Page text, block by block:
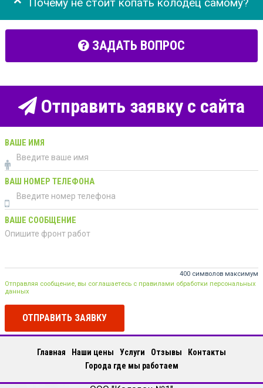
Почему не стоит копать колодец самому?
ЗАДАТЬ ВОПРОС
Отправить заявку с сайта
ВАШЕ ИМЯ
ВАШ НОМЕР ТЕЛЕФОНА
ВАШЕ СООБЩЕНИЕ
400 символов максимум
Отправляя сообщение, вы соглашаетесь с правилами обработки персональных
данных
ОТПРАВИТЬ ЗАЯВКУ
Главная Наши цены Услуги Отзывы
Контакты
Города где мы работаем